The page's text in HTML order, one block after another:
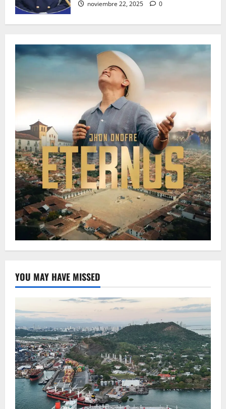
noviembre 22, 2025 0
YOU MAY HAVE MISSED